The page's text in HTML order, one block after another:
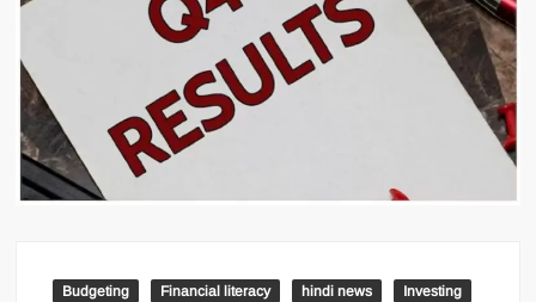
Budgeting Financial literacy hindi news Investing